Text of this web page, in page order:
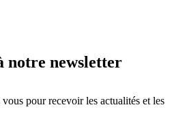
notre newsletter
pour recevoir les actualités et les